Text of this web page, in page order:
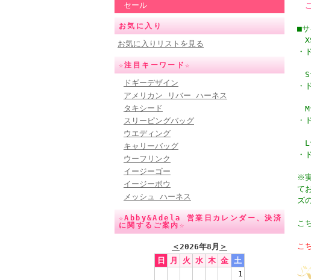
セール
お気に入り
お気に入りリストを見る
☆注目キーワード☆
ドギーデザイン
アメリカン リバー ハーネス
タキシード
スリーピングバッグ
ウエディング
キャリーバッグ
ウーフリンク
イージーゴー
イージーボウ
メッシュ ハーネス
☆Abby&Adela 営業日カレンダー、決済
に関するご案内☆
＜2026年8月 ＞
日
月 火 水 木 金 土
1
ご
■サ
・
S
・
M
・
L
・
※
て
ズ
こ
こ